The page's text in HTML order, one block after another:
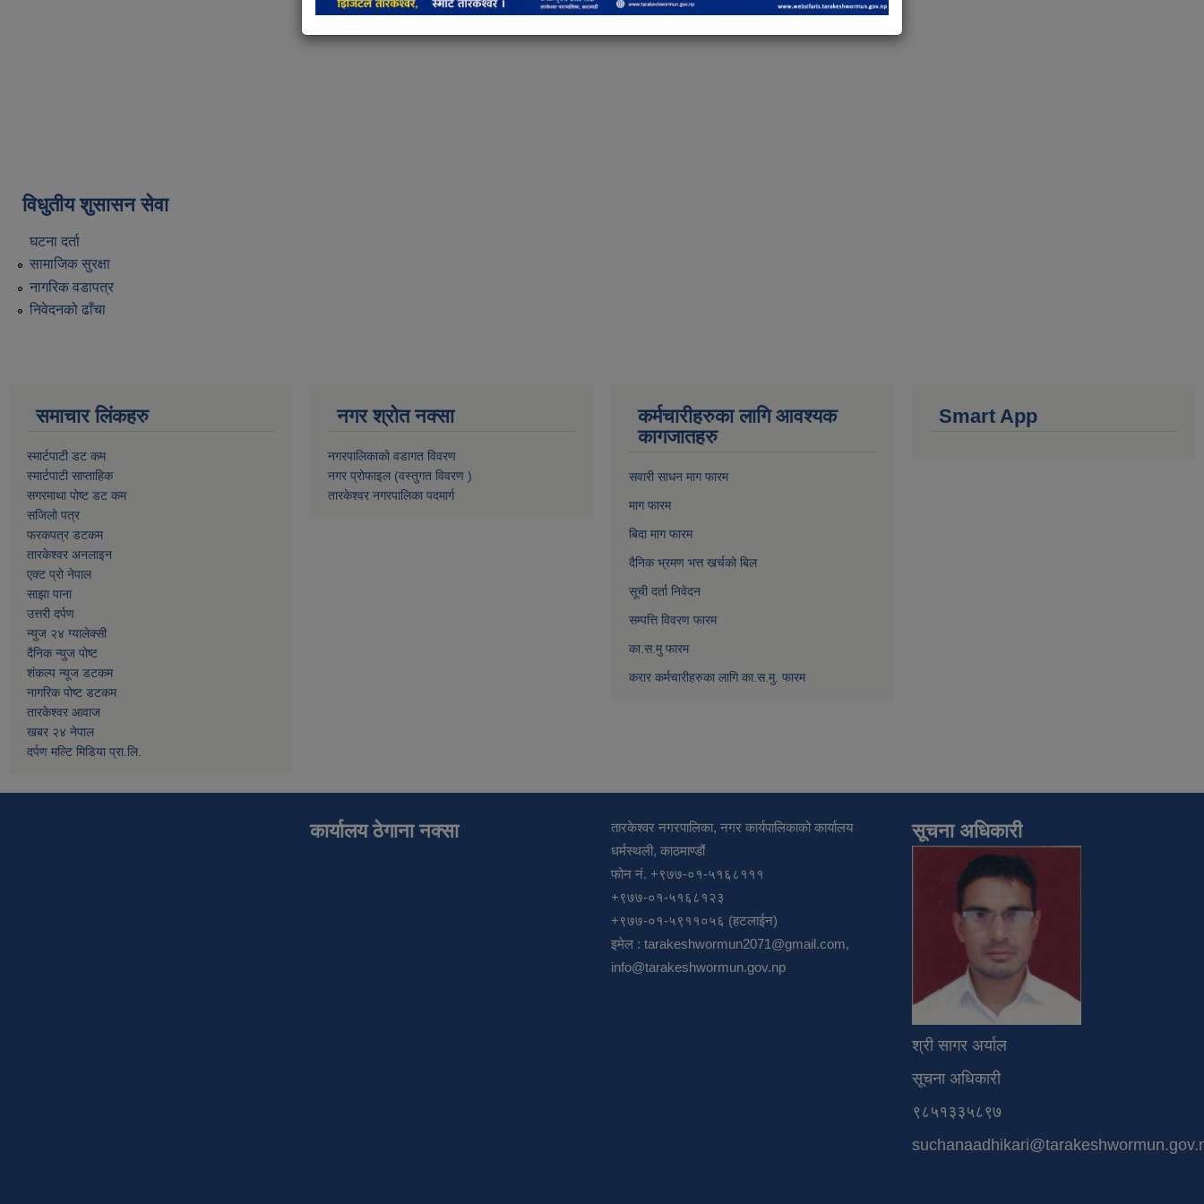
विधुतीय शुसासन सेवा
घटना दर्ता
सामाजिक सुरक्षा
नागरिक वडापत्र
निवेदनको ढाँचा
समाचार लिंकहरु
स्मार्टपाटी डट कम
स्मार्टपाटी साप्ताहिक
सगरमाथा पोष्ट डट कम
सजिलो पत्र
फरकपत्र डटकम
तारकेश्वर अनलाइन
एक्ट प्रो नेपाल
साझा पाना
उत्तरी दर्पण
न्युज २४ ग्यालेक्सी
दैनिक न्युज पोष्ट
शंकल्प न्यूज डटकम
नागरिक पोष्ट डटकम
तारकेश्वर आवाज
खबर २४ नेपाल
दर्पण मल्टि मिडिया प्रा.लि.
नगर श्रोत नक्सा
नगरपालिकाको वडागत विवरण
नगर प्रोफाइल (वस्तुगत विवरण )
तारकेश्वर नगरपालिका पदमार्ग
कर्मचारीहरुका लागि आवश्यक
कागजातहरु
सवारी साधन माग फारम
माग फारम
बिदा माग फारम
दैनिक भ्रमण भत्त खर्चको बिल
सूची दर्ता निवेदन
सम्पत्ति विवरण फारम
का.स.मु फारम
करार कर्मचारीहरुका लागि का.स.मु. फारम
Smart App
कार्यालय ठेगाना नक्सा
तारकेश्वर नगरपालिका, नगर कार्यपालिकाको कार्यालय
धर्मस्थली, काठमाण्डौं
फोन नं. +९७७-०१-५१६८१११
+९७७-०१-५१६८१२३
+९७७-०१-५९११०५६ (हटलाईन)
इमेल : tarakeshwormun2071@gmail.com,
info@tarakeshwormun.gov.np
सूचना अधिकारी
श्री सागर अर्याल
सूचना अधिकारी
९८५१३३५८९७